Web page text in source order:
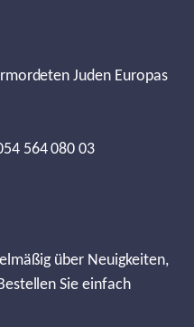
Juden Europas
564 080 03
über Neuigkeiten,
Sie einfach